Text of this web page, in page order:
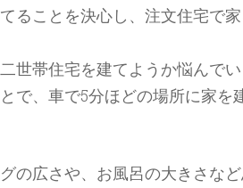
ることを決心し、注文住宅で
世帯住宅を建てようか悩んでい
で、車で5分ほどの場所に家を
の広さや、お風呂の大きさな